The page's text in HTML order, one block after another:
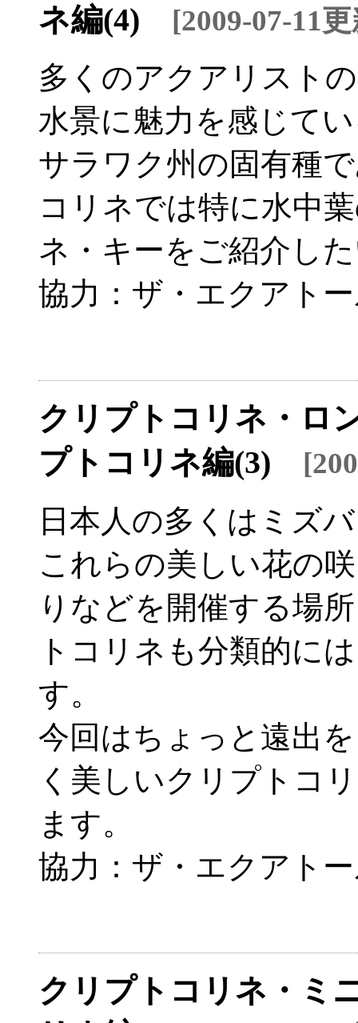
ネ編(4) [2009-07-11
多くのアクアリスト
水景に魅力を感じて
サラワク州の固有種
コリネでは特に水中
ネ・キーをご紹介し
協力：ザ・エクアト
クリプトコリネ・ロ
プトコリネ編(3)
日本人の多くはミズ
これらの美しい花の
りなどを開催する場
トコリネも分類的に
す。
今回はちょっと遠出
く美しいクリプトコ
ます。
協力：ザ・エクアト
クリプトコリネ・ミ